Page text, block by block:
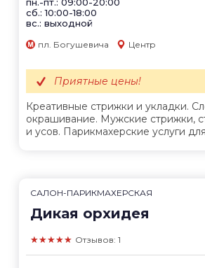
сб.: 10:00-18:00
вс.: выходной
пл. Богушевича Центр
Креативные стрижки и укладки.
окрашивание. Мужские стрижки,
и усов. Парикмахерские услуги
Приятные цены!
САЛОН-ПАРИКМАХЕРСКАЯ
Дикая орхидея
★★★★★ Отзывов: 1